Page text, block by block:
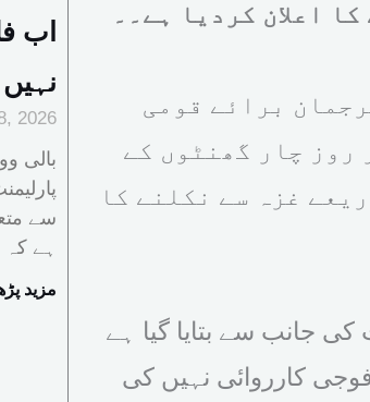
اب
2026
بالی
سے
ہے کہ
« مزید
اعلان کردیا ہے۔۔
برائے قومی
روز چار گھنٹوں کے
غزہ سے نکلنے کا
کی جانب سے بتایا گیا ہے
کارروائی نہیں کی